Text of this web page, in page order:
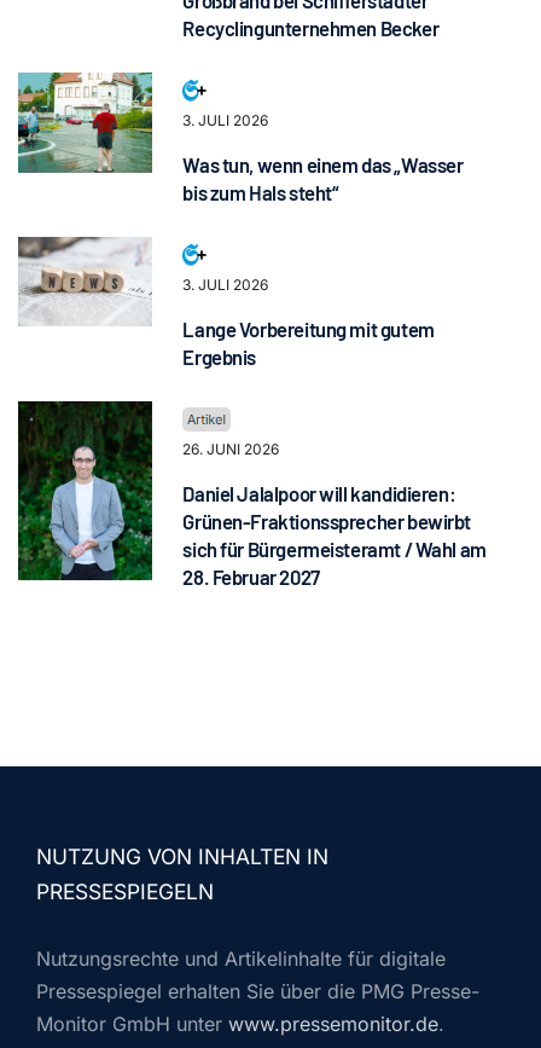
Recyclingunternehmen Becker
3. JULI 2026
Was tun, wenn einem das „Wasser
bis zum Hals steht“
3. JULI 2026
Lange Vorbereitung mit gutem
Ergebnis
26. JUNI 2026
Daniel Jalalpoor will kandidieren:
Grünen-Fraktionssprecher bewirbt
sich für Bürgermeisteramt / Wahl am
28. Februar 2027
NUTZUNG VON INHALTEN IN
PRESSESPIEGELN
Nutzungsrechte und Artikelinhalte für digitale
Pressespiegel erhalten Sie über die PMG Presse-
Monitor GmbH unter www.pressemonitor.de.